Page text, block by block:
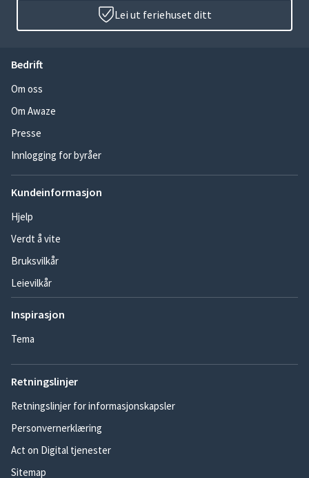
Lei ut feriehuset ditt
Bedrift
Om oss
Om Awaze
Presse
Innlogging for byråer
Kundeinformasjon
Hjelp
Verdt å vite
Bruksvilkår
Leievilkår
Inspirasjon
Tema
Retningslinjer
Retningslinjer for informasjonskapsler
Personvernerklæring
Act on Digital tjenester
Sitemap